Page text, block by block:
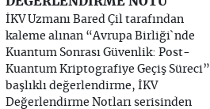
İKV Uzmanı Bared Çil tarafından
kaleme alınan “Avrupa Birliği`nde
Kuantum Sonrası Güvenlik: Post-
Kuantum Kriptografiye Geçiş Süreci”
başlıklı değerlendirme, İKV
Değerlendirme Notları serisinden